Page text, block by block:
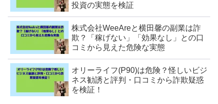
投資の実態を検証
株式会社WeeAreと横田馨の副業は詐
欺？「稼げない」「効果なし」との口
コミから見えた危険な実態
オリーライフ(P90)は危険？怪しいビジ
ネス勧誘と評判・口コミから詐欺疑惑
を検証！